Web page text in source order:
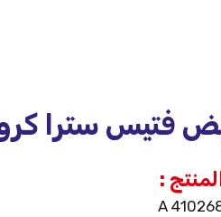
فتيس سترا
:
A